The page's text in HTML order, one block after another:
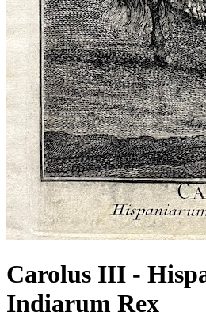
Carolus III -
Indiarum Rex